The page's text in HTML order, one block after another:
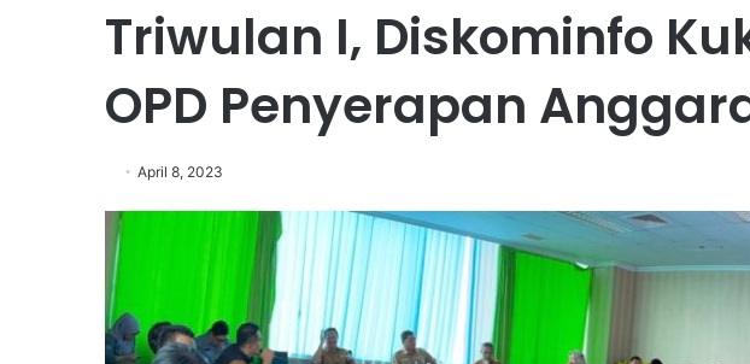
Triwulan I, Diskominfo
OPD Penyerapan
April 8, 2023